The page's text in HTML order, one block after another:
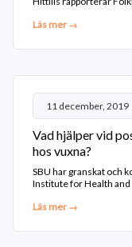
Läs mer →
11 december, 2019
Vad hjälper vid
hos vuxna?
SBU har granskat och
Institute for Health and
Läs mer →